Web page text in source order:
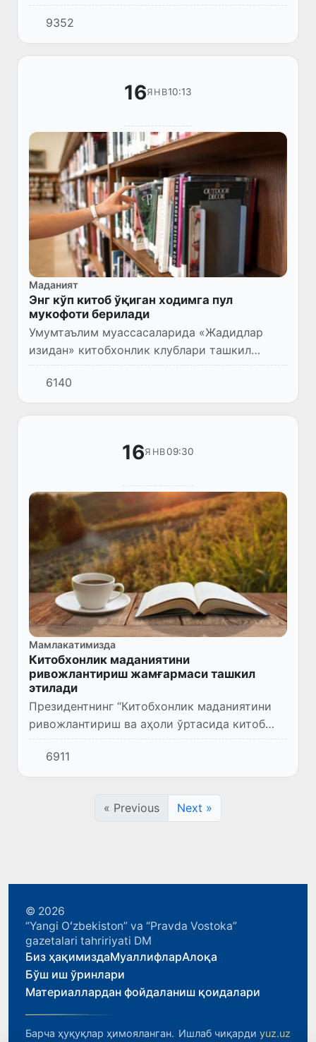
синф ўқувчиси Алтинай Отеубаева пойтахт
мактаблари ўқувчилари орасида китоб ўқиш
бўйича етакчи ҳисобланади.
9352
16ЯНВ10:13
Маданият
Энг кўп китоб ўқиган ходимга пул
мукофоти берилади
Умумтаълим муассасаларида «Жадидлар
изидан» китобхонлик клублари ташкил
этилади. Энг кўп китоб ўқиган топ-100
таликка кирадиган ўқувчи ва талабаларнинг
ҳар бирига БҲМнинг 25 барава...
6140
16ЯНВ09:30
Мамлакатимизда
Китобхонлик маданиятини
ривожлантириш жамғармаси ташкил
этилади
Президентнинг “Китобхонлик маданиятини
ривожлантириш ва аҳоли ўртасида китоб
ўқишга қизиқишни ошириш чора-тадбирлари
тўғрисида”ги қарори (ПҚ–9-сон, 15.01.2026
й.) қабул қилинди.
6911
« Previous Next »
© 2026
“Yangi Oʻzbekiston” va “Pravda Vostoka”
gazetalari tahririyati DM
Биз ҳақимиздаМуаллифларАлоқа
Бўш иш ўринлари
Материаллардан фойдаланиш қоидалари
Барча ҳуқуқлар ҳимояланган. Ишлаб чиқарди yuz.uz